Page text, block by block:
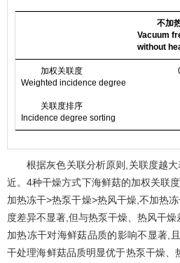
不加
Vacuum
without
加权关联度
Weighted incidence degree
关联度排序
Incidence degree sorting
根据灰色关联分析原则,关联度越
近。4种干燥方式下海鲜菇的加权关联
加热冻干>热泵干燥>热风干燥,不加热
度差异不显著,但与热泵干燥、热风干
加热冻干对海鲜菇品质的影响不显著,
干处理海鲜菇品质明显优于热泵干燥、